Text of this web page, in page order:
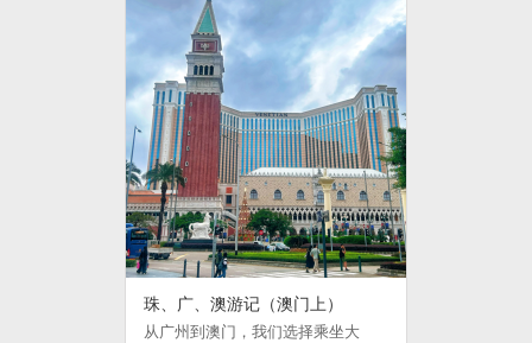
珠、广、澳游记（澳门上）
从广州到澳门，我们选择乘坐大